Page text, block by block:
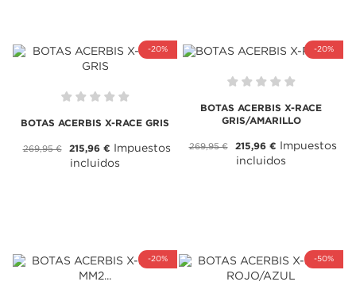
-20%
BOTAS ACERBIS X-RACE GRIS
269,95 € 215,96 € Impuestos
incluidos
-20%
BOTAS ACERBIS X-RACE
GRIS/AMARILLO
269,95 € 215,96 € Impuestos
incluidos
-20% -50%